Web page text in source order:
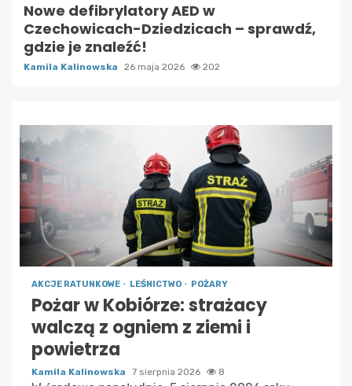
Nowe defibrylatory AED w
Czechowicach-Dziedzicach – sprawdź,
gdzie je znaleźć!
Kamila Kalinowska 26 maja 2026 202
AKCJE RATUNKOWE LEŚNICTWO POŻARY
Pożar w Kobiórze: strażacy
walczą z ogniem z ziemi i
powietrza
Kamila Kalinowska 7 sierpnia 2026 8